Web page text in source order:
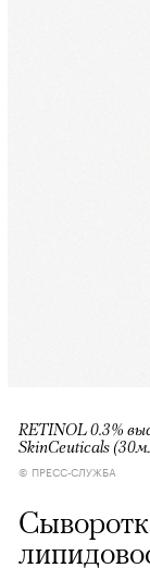
RETINOL 0.3%
SkinCeuticals
© ПРЕСС-СЛУЖБА